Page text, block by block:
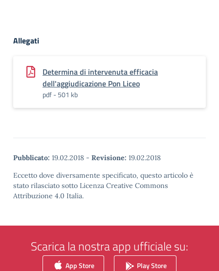
Allegati
Determina di intervenuta efficacia
dell'aggiudicazione Pon Liceo
pdf - 501 kb
Pubblicato: 19.02.2018 - Revisione: 19.02.2018
Eccetto dove diversamente specificato, questo articolo è
stato rilasciato sotto Licenza Creative Commons
Attribuzione 4.0 Italia.
Scarica la nostra app ufficiale su:
App Store Play Store